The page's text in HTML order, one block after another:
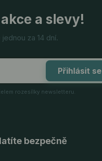
a slevy!
za 14 dní.
Přihlásit se
rozesílky newsletteru.
bezpečně